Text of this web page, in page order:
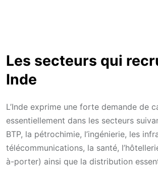
Les secteurs qui
Inde
L’Inde exprime une forte demande de
essentiellement dans les secteurs
BTP, la pétrochimie, l’ingénierie, les
télécommunications, la santé,
à-porter) ainsi que la distribution